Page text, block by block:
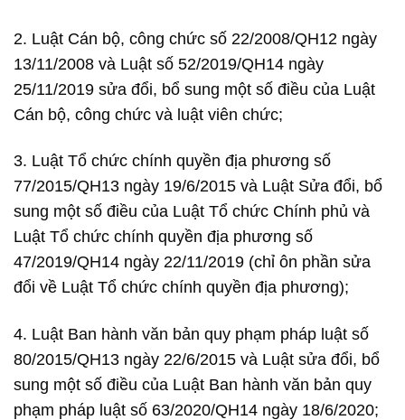
2. Luật Cán bộ, công chức số 22/2008/QH12 ngày
13/11/2008 và Luật số 52/2019/QH14 ngày
25/11/2019 sửa đổi, bổ sung một số điều của Luật
Cán bộ, công chức và luật viên chức;
3. Luật Tổ chức chính quyền địa phương số
77/2015/QH13 ngày 19/6/2015 và Luật Sửa đổi, bổ
sung một số điều của Luật Tổ chức Chính phủ và
Luật Tổ chức chính quyền địa phương số
47/2019/QH14 ngày 22/11/2019 (chỉ ôn phần sửa
đổi về Luật Tổ chức chính quyền địa phương);
4. Luật Ban hành văn bản quy phạm pháp luật số
80/2015/QH13 ngày 22/6/2015 và Luật sửa đổi, bổ
sung một số điều của Luật Ban hành văn bản quy
phạm pháp luật số 63/2020/QH14 ngày 18/6/2020;